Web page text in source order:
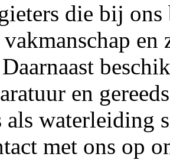
die bij
en
als waterleiding
met ons op